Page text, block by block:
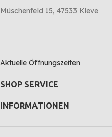
Müschenfeld 15, 47533 Kleve
Aktuelle Öffnungszeiten
SHOP SERVICE
INFORMATIONEN